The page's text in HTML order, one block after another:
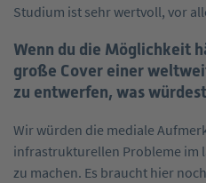
Studium ist sehr wertvoll, vor
Wenn du die Möglichkeit
große Cover einer
zu entwerfen, was
Wir würden die mediale
infrastrukturellen Probleme im
zu machen. Es braucht hier